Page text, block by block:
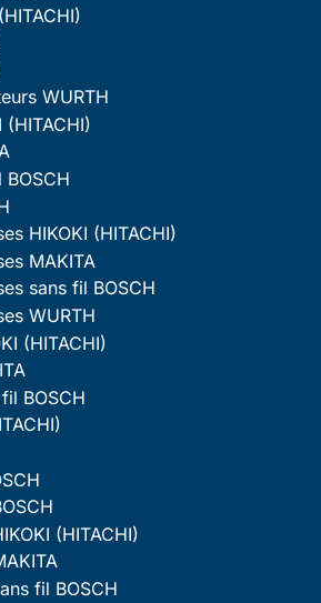
WURTH
(HITACHI)
HIKOKI (HITACHI)
MAKITA
sans fil BOSCH
WURTH
(HITACHI)
BOSCH
(HITACHI)
fil BOSCH